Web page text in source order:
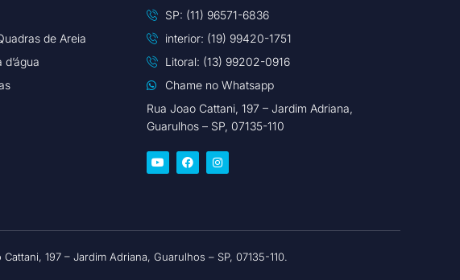
de Areia
SP: (11) 96571-6836
interior: (19) 99420-1751
Litoral: (13) 99202-0916
Chame no Whatsapp
Rua Joao Cattani, 197 – Jardim Adriana,
Guarulhos – SP, 07135-110
197 – Jardim Adriana, Guarulhos – SP, 07135-110.